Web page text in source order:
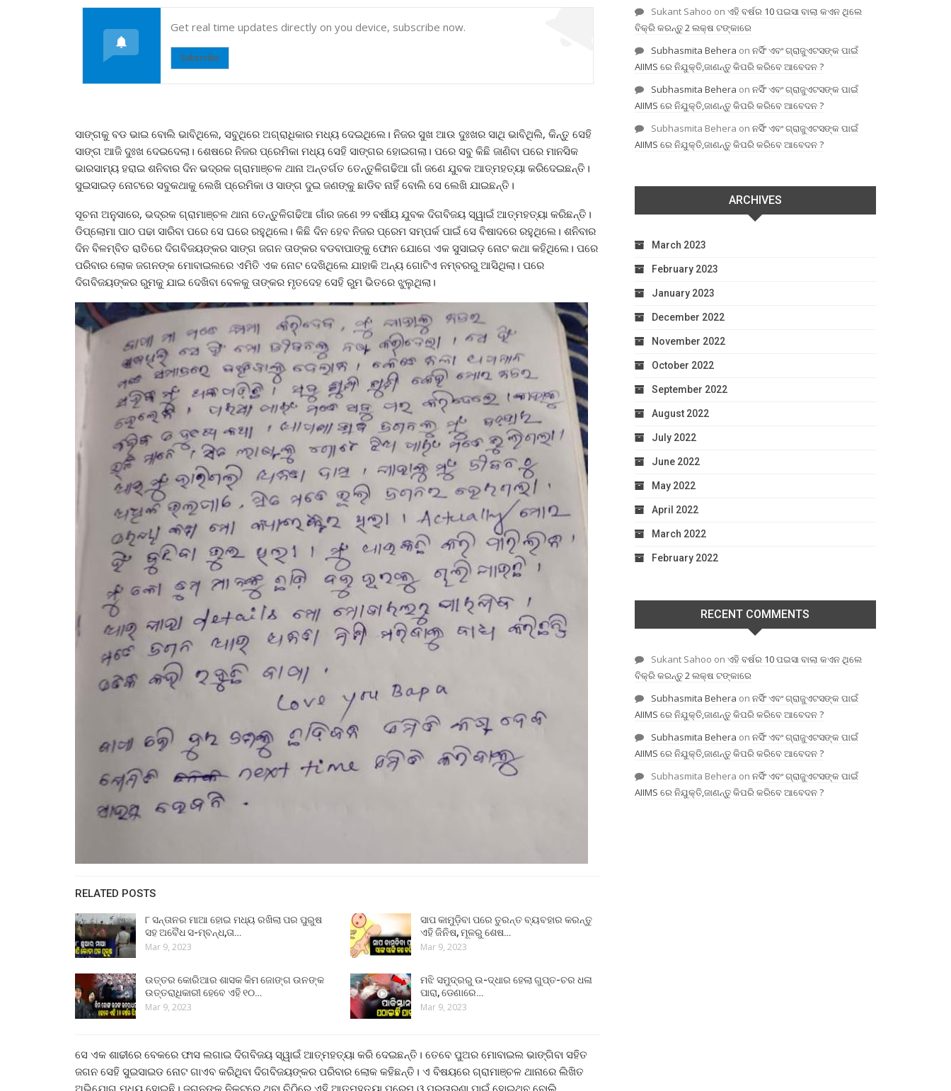
Get real time updates directly on you device, subscribe now.
Subscribe
ସାଙ୍ଗକୁ ବଡ ଭାଇ ବୋଲି ଭାବିଥିଲେ, ସବୁଥିରେ ଅଗ୍ରାଧିକାର ମଧ୍ୟ ଦେଇଥିଲେ। ନିଜର ସୁଖ ଆଉ ଦୁଃଖର ସାଥି ଭାବିଥିଲି, କିନ୍ତୁ ସେହି
ସାଙ୍ଗ ଆଜି ଦୁଃଖ ଦେଇଦେଲା। ଶେଷରେ ନିଜର ପ୍ରେମିକା ମଧ୍ୟ ସେହି ସାଙ୍ଗର ହୋଇଗଲା। ପରେ ସବୁ କିଛି ଜାଣିବା ପରେ ମାନସିକ
ଭାରସାମ୍ୟ ହରାଇ ଶନିବାର ଦିନ ଭଦ୍ରକ ଗ୍ରାମାଞ୍ଚଳ ଥାନା ଅନ୍ତର୍ଗତ ତେନ୍ତୁଳିଗଢିଆ ଗାଁ ଜଣେ ଯୁବକ ଆତ୍ମହତ୍ୟା କରିଦେଇଛନ୍ତି।
ସୁଇସାଇଡ଼ ନୋଟରେ ସବୁକଥାକୁ ଲେଖି ପ୍ରେମିକା ଓ ସାଙ୍ଗ ଦୁଇ ଜଣଙ୍କୁ ଛାଡିବ ନାହିଁ ବୋଲି ସେ ଲେଖି ଯାଇଛନ୍ତି।
ସୂଚନା ଅନୁସାରେ, ଭଦ୍ରକ ଗ୍ରାମାଞ୍ଚଳ ଥାନା ତେନ୍ତୁଳିଗଢିଆ ଗାଁର ଜଣେ ୨୨ ବର୍ଷୀୟ ଯୁବକ ଦିଗବିଜୟ ସ୍ୱାଇଁ ଆତ୍ମହତ୍ୟା କରିଛନ୍ତି।
ଡିପ୍ଲୋମା ପାଠ ପଢା ସାରିବା ପରେ ସେ ଘରେ ରହୁଥିଲେ। କିଛି ଦିନ ହେବ ନିଜର ପ୍ରେମ ସମ୍ପର୍କ ପାଇଁ ସେ ବିଷାଦରେ ରହୁଥିଲେ। ଶନିବାର
ଦିନ ବିଳମ୍ବିତ ରାତିରେ ଦିଗବିଜୟଙ୍କର ସାଙ୍ଗ ଜଗନ ତାଙ୍କର ବଡବାପାଙ୍କୁ ଫୋନ ଯୋଗେ ଏକ ସୁସାଇଡ଼ ନୋଟ କଥା କହିଥିଲେ। ପରେ
ପରିବାର ଲୋକ ଜଗନଙ୍କ ମୋବାଇଲରେ ଏମିତି ଏକ ନୋଟ ଦେଖିଥିଲେ ଯାହାକି ଅନ୍ୟ ଗୋଟିଏ ନମ୍ବରରୁ ଆସିଥିଲା। ପରେ
ଦିଗବିଜୟଙ୍କର ରୁମକୁ ଯାଇ ଦେଖିବା ବେଳକୁ ତାଙ୍କର ମୃତଦେହ ସେହି ରୁମ ଭିତରେ ଝୁଲୁଥିଲା।
RELATED POSTS
୮ ସନ୍ତାନର ମାଆ ହୋଇ ମଧ୍ୟ ରଖିଲା ପର ପୁରୁଷ
ସହ ଅବୈଧ ସ-ମ୍ବନ୍ଧ,ତା…
Mar 9, 2023
ସାପ କାମୁଡ଼ିବା ପରେ ତୁରନ୍ତ ବ୍ୟବହାର କରନ୍ତୁ
ଏହି ଜିନିଷ, ମୂଳରୁ ଶେଷ…
Mar 9, 2023
ଉତ୍ତର କୋରିଆର ଶାସକ କିମ ଜୋଙ୍ଗ ଉନଙ୍କ
ଉତ୍ତରାଧିକାରୀ ହେବେ ଏହି ୧୦…
Mar 9, 2023
ମଝି ସମୁଦ୍ରରୁ ଉ-ଦ୍ଧାର ହେଲା ଗୁପ୍ତ-ଚର ଧଳା
ପାରା, ଡେଣାରେ…
Mar 9, 2023
ସେ ଏକ ଶାଢୀରେ ବେକରେ ଫାସ ଲଗାଇ ଦିଗବିଜୟ ସ୍ୱାଇଁ ଆତ୍ମହତ୍ୟା କରି ଦେଇଛନ୍ତି। ତେବେ ପୁଅର ମୋବାଇଲ ଭାଙ୍ଗିବା ସହିତ
ଜଗନ ସେହି ସୁଇସାଇଡ ନୋଟ ଗାଏବ କରିଥିବା ଦିଗବିଜୟଙ୍କର ପରିବାର ଲୋକ କହିଛନ୍ତି। ଏ ବିଷୟରେ ଗ୍ରାମାଞ୍ଚଳ ଥାନାରେ ଲିଖିତ
Sukant Sahoo on ଏହି ବର୍ଷର 10 ପଇସା ବାଲା କଏନ ଥିଲେ
ବିକ୍ରି କରନ୍ତୁ 2 ଲକ୍ଷ ଟଙ୍କାରେ
Subhasmita Behera on ନର୍ସିଂ ଏବଂ ଗ୍ରାଜୁଏଟସଙ୍କ ପାଇଁ
AIIMS ରେ ନିଯୁକ୍ତି,ଜାଣନ୍ତୁ କିପରି କରିବେ ଆବେଦନ ?
Subhasmita Behera on ନର୍ସିଂ ଏବଂ ଗ୍ରାଜୁଏଟସଙ୍କ ପାଇଁ
AIIMS ରେ ନିଯୁକ୍ତି,ଜାଣନ୍ତୁ କିପରି କରିବେ ଆବେଦନ ?
Subhasmita Behera on ନର୍ସିଂ ଏବଂ ଗ୍ରାଜୁଏଟସଙ୍କ ପାଇଁ
AIIMS ରେ ନିଯୁକ୍ତି,ଜାଣନ୍ତୁ କିପରି କରିବେ ଆବେଦନ ?
ARCHIVES
March 2023
February 2023
January 2023
December 2022
November 2022
October 2022
September 2022
August 2022
July 2022
June 2022
May 2022
April 2022
March 2022
February 2022
RECENT COMMENTS
Sukant Sahoo on ଏହି ବର୍ଷର 10 ପଇସା ବାଲା କଏନ ଥିଲେ
ବିକ୍ରି କରନ୍ତୁ 2 ଲକ୍ଷ ଟଙ୍କାରେ
Subhasmita Behera on ନର୍ସିଂ ଏବଂ ଗ୍ରାଜୁଏଟସଙ୍କ ପାଇଁ
AIIMS ରେ ନିଯୁକ୍ତି,ଜାଣନ୍ତୁ କିପରି କରିବେ ଆବେଦନ ?
Subhasmita Behera on ନର୍ସିଂ ଏବଂ ଗ୍ରାଜୁଏଟସଙ୍କ ପାଇଁ
AIIMS ରେ ନିଯୁକ୍ତି,ଜାଣନ୍ତୁ କିପରି କରିବେ ଆବେଦନ ?
Subhasmita Behera on ନର୍ସିଂ ଏବଂ ଗ୍ରାଜୁଏଟସଙ୍କ ପାଇଁ
AIIMS ରେ ନିଯୁକ୍ତି,ଜାଣନ୍ତୁ କିପରି କରିବେ ଆବେଦନ ?